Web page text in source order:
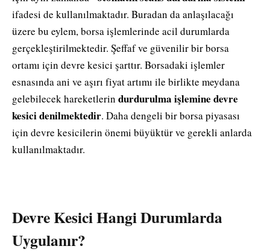
ifadesi de kullanılmaktadır. Buradan da anlaşılacağı
üzere bu eylem, borsa işlemlerinde acil durumlarda
gerçekleştirilmektedir. Şeffaf ve güvenilir bir borsa
ortamı için devre kesici şarttır. Borsadaki işlemler
esnasında ani ve aşırı fiyat artımı ile birlikte meydana
gelebilecek hareketlerin durdurulma işlemine devre
kesici denilmektedir. Daha dengeli bir borsa piyasası
için devre kesicilerin önemi büyüktür ve gerekli anlarda
kullanılmaktadır.
Devre Kesici Hangi Durumlarda
Uygulanır?